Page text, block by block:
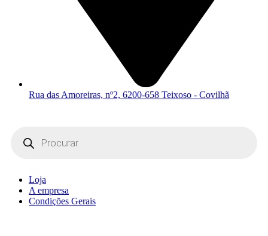
Rua das Amoreiras, nº2, 6200-658 Teixoso - Covilhã
search
Loja
A empresa
Condições Gerais